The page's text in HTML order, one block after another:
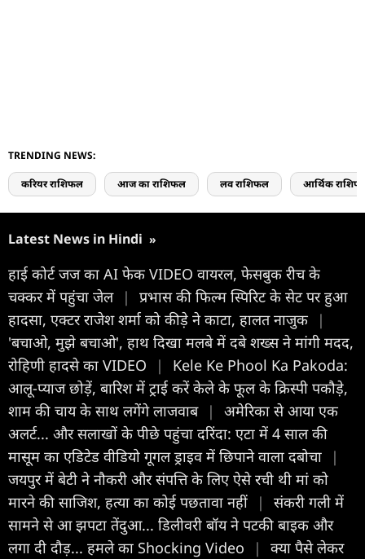
TRENDING NEWS:
करियर राशिफल आज का राशिफल लव राशिफल आर्थिक
Latest News in Hindi »
हाई कोर्ट जज का AI फेक VIDEO वायरल, फेसबुक रीच के
चक्कर में पहुंचा जेल |
प्रभास की फिल्म स्पिरिट के सेट पर हुआ
हादसा, एक्टर राजेश शर्मा को कीड़े ने काटा, हालत नाजुक
|
'बचाओ, मुझे बचाओ', हाथ दिखा मलबे में दबे शख्स ने मांगी मदद,
रोहिणी हादसे का VIDEO
|
Kele Ke Phool Ka Pakoda:
आलू-प्याज छोड़ें, बारिश में ट्राई करें केले के फूल के क्रिस्पी पकौड़े,
शाम की चाय के साथ लगेंगे लाजवाब |
अमेरिका से आया एक
अलर्ट... और सलाखों के पीछे पहुंचा दरिंदा: एटा में 4 साल की
मासूम का एडिटेड वीडियो गूगल ड्राइव में छिपाने वाला दबोचा
|
जयपुर में बेटी ने नौकरी और संपत्ति के लिए ऐसे रची थी मां को
मारने की साजिश, हत्या का कोई पछतावा नहीं
|
संकरी गली में
सामने से आ झपटा तेंदुआ... डिलीवरी बॉय ने पटकी बाइक और
लगा दी दौड़... हमले का Shocking Video
|
क्या पैसे लेकर